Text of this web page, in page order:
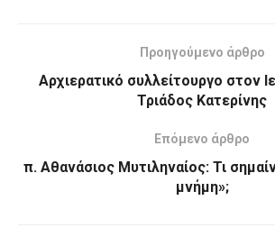
Προηγούμενο άρθρο
Αρχιερατικό συλλείτουργο στον
Τριάδος Κατερίνης
Επόμενο άρθρο
π. Αθανάσιος Μυτιληναίος: Τι
μνήμη»;